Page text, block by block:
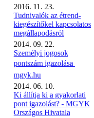
2016. 11. 23.
Tudnivalók az étrend-
kiegészítőkel kapcsolatos
megállapodásról
2014. 09. 22.
Személyi jogosok
pontszám igazolása 
mgyk.hu
2014. 06. 10.
Ki állítja ki a gyakorlati
pont igazolást? - MGYK
Országos Hivatala